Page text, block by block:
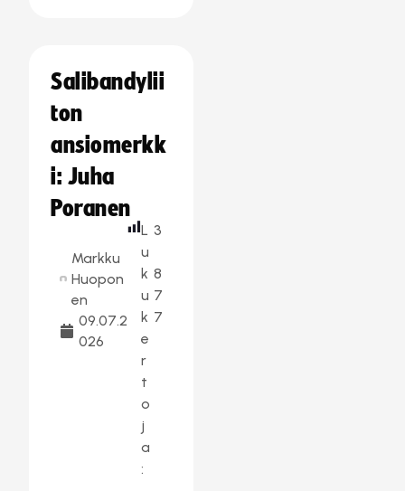
Salibandylii
ton
ansiomerkk
i: Juha
Poranen
Markku
Huopon
en
09.07.2
026
L
u
k
u
k
e
r
t
o
j
a
:
3
8
7
7